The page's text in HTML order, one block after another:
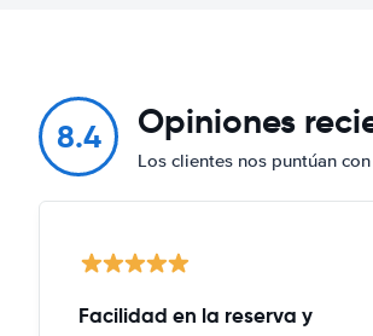
8.4 Opiniones
Los clientes nos puntúan
Facilidad en la reserva y